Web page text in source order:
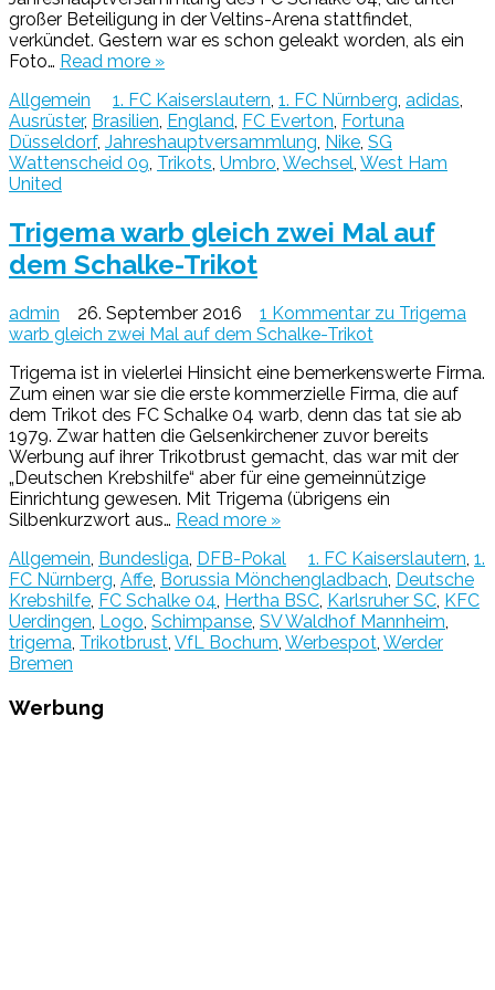
großer Beteiligung in der Veltins-Arena stattfindet,
verkündet. Gestern war es schon geleakt worden, als ein
Foto… Read more »
Allgemein
1. FC Kaiserslautern, 1. FC Nürnberg, adidas,
Ausrüster, Brasilien, England, FC Everton, Fortuna
Düsseldorf, Jahreshauptversammlung, Nike, SG
Wattenscheid 09, Trikots, Umbro, Wechsel, West Ham
United
Trigema warb gleich zwei Mal auf
dem Schalke-Trikot
admin 26. September 2016 1 Kommentar zu Trigema
warb gleich zwei Mal auf dem Schalke-Trikot
Trigema ist in vielerlei Hinsicht eine bemerkenswerte Firma.
Zum einen war sie die erste kommerzielle Firma, die auf
dem Trikot des FC Schalke 04 warb, denn das tat sie ab
1979. Zwar hatten die Gelsenkirchener zuvor bereits
Werbung auf ihrer Trikotbrust gemacht, das war mit der
„Deutschen Krebshilfe“ aber für eine gemeinnützige
Einrichtung gewesen. Mit Trigema (übrigens ein
Silbenkurzwort aus… Read more »
Allgemein, Bundesliga, DFB-Pokal 1. FC Kaiserslautern, 1.
FC Nürnberg, Affe, Borussia Mönchengladbach, Deutsche
Krebshilfe, FC Schalke 04, Hertha BSC, Karlsruher SC, KFC
Uerdingen, Logo, Schimpanse, SV Waldhof Mannheim,
trigema, Trikotbrust, VfL Bochum, Werbespot, Werder
Bremen
Werbung